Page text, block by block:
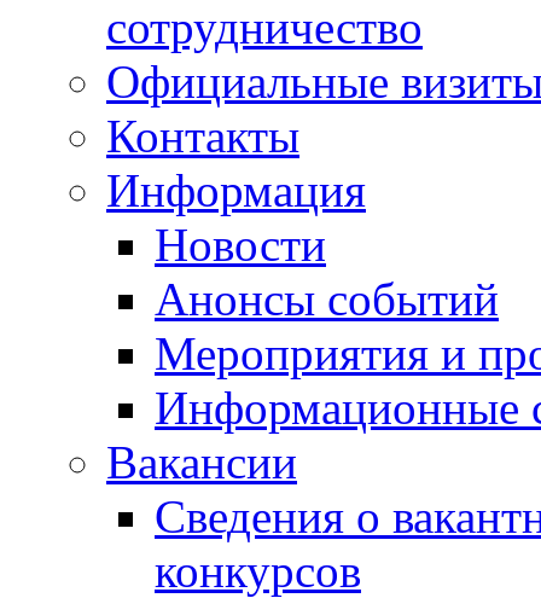
сотрудничество
Официальные
Контакты
Информация
Новости
Анонсы событий
Мероприятия и
Информационные
Вакансии
Сведения о
конкурсов